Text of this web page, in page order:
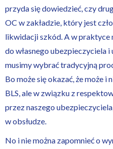
przyda się dowiedzieć, czy
OC w zakładzie, który jest
likwidacji szkód. A w praktyce
do własnego ubezpieczyciela
musimy wybrać tradycyjną
Bo może się okazać, że może
BLS, ale w związku z
przez naszego
w obsłudze.
No i nie można zapomnieć o